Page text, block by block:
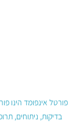
פורטל אינפומד הינו
בדיקות, ניתוחים,